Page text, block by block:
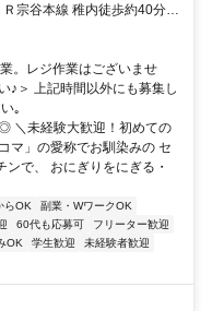
宗谷本線 稚内徒歩約40分、
。レジ作業はございませ
♪＞ 上記時間以外にも募集し
｡
＼未経験大歓迎！初めての
マ」の愛称でお馴染みの セ
で、 おにぎりをにぎる・
らOK
副業・WワークOK
60代も応募可
フリーター歓迎
OK 学生歓迎
未経験者歓迎